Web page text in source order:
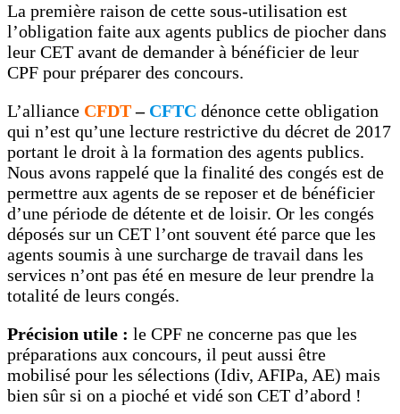
La première raison de cette sous-utilisation est
l’obligation faite aux agents publics de piocher dans
leur CET avant de demander à bénéficier de leur
CPF pour préparer des concours.
L’alliance CFDT– CFTC dénonce cette obligation
qui n’est qu’une lecture restrictive du décret de 2017
portant le droit à la formation des agents publics.
Nous avons rappelé que la finalité des congés est de
permettre aux agents de se reposer et de bénéficier
d’une période de détente et de loisir. Or les congés
déposés sur un CET l’ont souvent été parce que les
agents soumis à une surcharge de travail dans les
services n’ont pas été en mesure de leur prendre la
totalité de leurs congés.
Précision utile : le CPF ne concerne pas que les
préparations aux concours, il peut aussi être
mobilisé pour les sélections (Idiv, AFIPa, AE) mais
bien sûr si on a pioché et vidé son CET d’abord !